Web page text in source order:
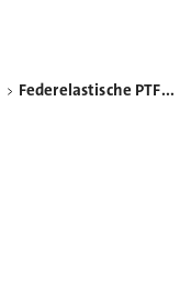
Federelastische PTFE-Dichtungen